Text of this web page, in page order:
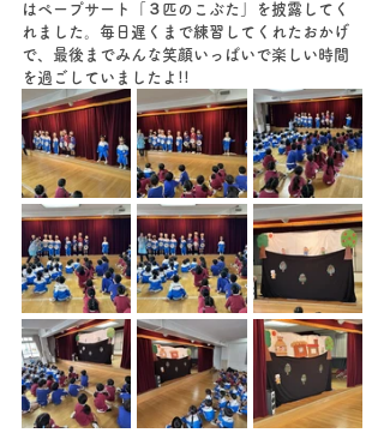
はペープサート「３匹のこぶた」を披露してく
れました。毎日遅くまで練習してくれたおかげ
で、最後までみんな笑顔いっぱいで楽しい時間
を過ごしていましたよ!!